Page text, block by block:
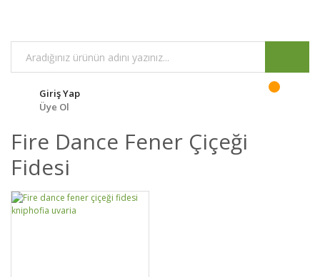
Giriş Yap
Üye Ol
Fire Dance Fener Çiçeği
Fidesi